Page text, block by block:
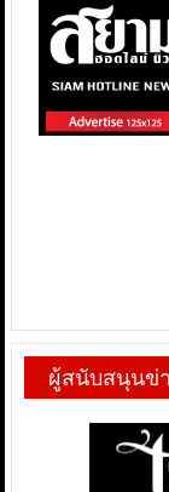
ผู้สนับสนุนข่